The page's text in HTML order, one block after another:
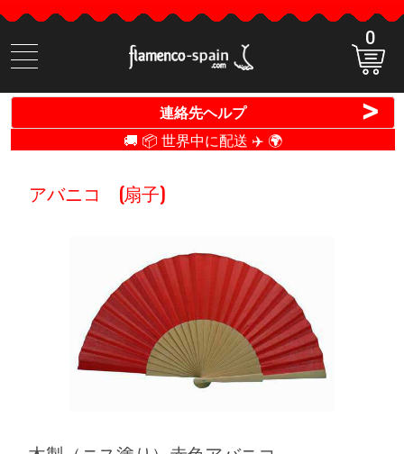
商
品
検
0
連絡先ヘルプ >
🚚 📦 世界中に配送 ✈️ 🌍
アバニコ (扇子)